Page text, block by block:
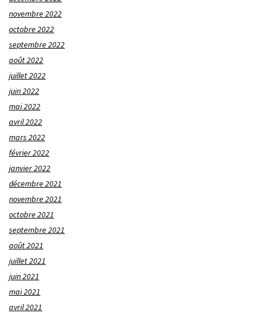
novembre 2022
octobre 2022
septembre 2022
août 2022
juillet 2022
juin 2022
mai 2022
avril 2022
mars 2022
février 2022
janvier 2022
décembre 2021
novembre 2021
octobre 2021
septembre 2021
août 2021
juillet 2021
juin 2021
mai 2021
avril 2021